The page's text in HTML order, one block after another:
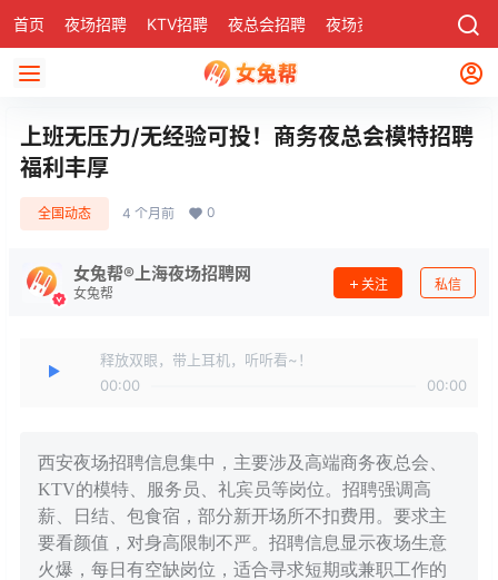
首页 夜场招聘 KTV招聘 夜总会招聘 夜场资讯 社区
上班无压力/无经验可投！商务夜总会模特招聘
福利丰厚
全国动态 4 个月前 0
女兔帮®上海夜场招聘网
女兔帮
关注 私信
释放双眼，带上耳机，听听看~！
00:00
00:00
西安夜场招聘信息集中，主要涉及高端商务夜总会、
KTV的模特、服务员、礼宾员等岗位。招聘强调高
薪、日结、包食宿，部分新开场所不扣费用。要求主
要看颜值，对身高限制不严。招聘信息显示夜场生意
火爆，每日有空缺岗位，适合寻求短期或兼职工作的